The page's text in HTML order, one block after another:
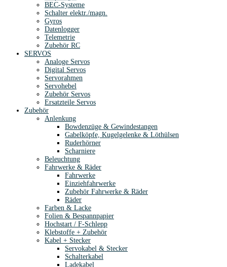
BEC-Systeme
Schalter elektr./magn.
Gyros
Datenlogger
Telemetrie
Zubehör RC
SERVOS
Analoge Servos
Digital Servos
Servorahmen
Servohebel
Zubehör Servos
Ersatzteile Servos
Zubehör
Anlenkung
Bowdenzüge & Gewindestangen
Gabelköpfe, Kugelgelenke & Löthülsen
Ruderhörner
Scharniere
Beleuchtung
Fahrwerke & Räder
Fahrwerke
Einziehfahrwerke
Zubehör Fahrwerke & Räder
Räder
Farben & Lacke
Folien & Bespannpapier
Hochstart / F-Schlepp
Klebstoffe + Zubehör
Kabel + Stecker
Servokabel & Stecker
Schalterkabel
Ladekabel